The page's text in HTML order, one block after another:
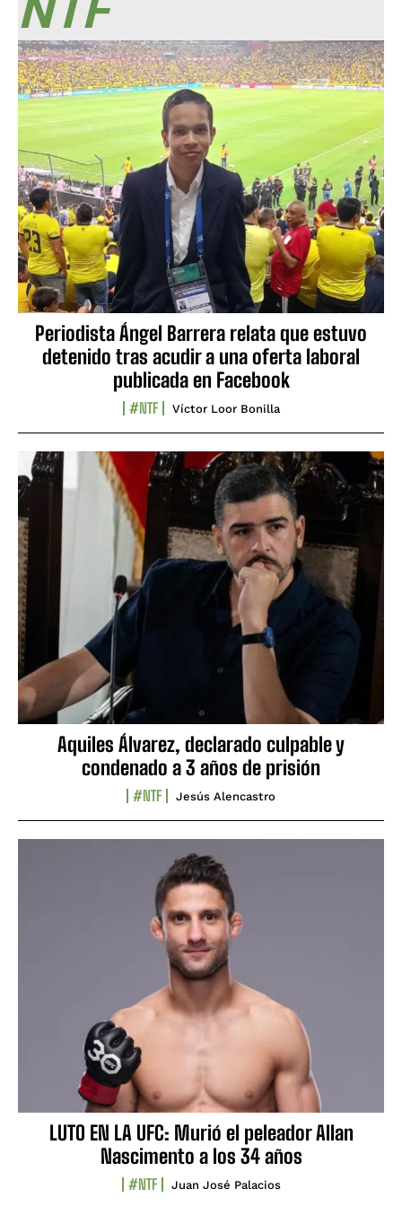
Periodista Ángel Barrera relata que estuvo
detenido tras acudir a una oferta laboral
publicada en Facebook
#NTF Víctor Loor Bonilla
Aquiles Álvarez, declarado culpable y
condenado a 3 años de prisión
#NTF Jesús Alencastro
LUTO EN LA UFC: Murió el peleador Allan
Nascimento a los 34 años
#NTF Juan José Palacios